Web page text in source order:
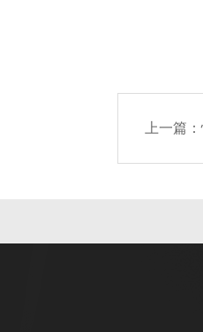
上一篇：